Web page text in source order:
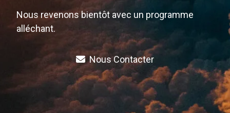
Nous revenons bientôt avec un programme
alléchant.
Nous Contacter